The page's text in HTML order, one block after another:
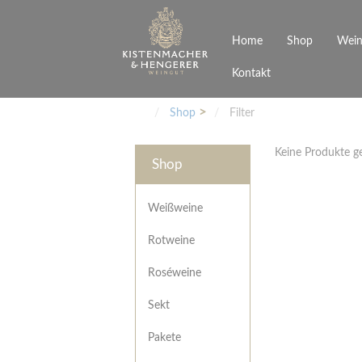
Home Shop
Weißweine
Roséweine
Junges Schwaben
Veranstaltungen
Kontakt
Shop Filter
Shop
Weißweine
Rotweine
Roséweine
Sekt
Pakete
Keine Produkte